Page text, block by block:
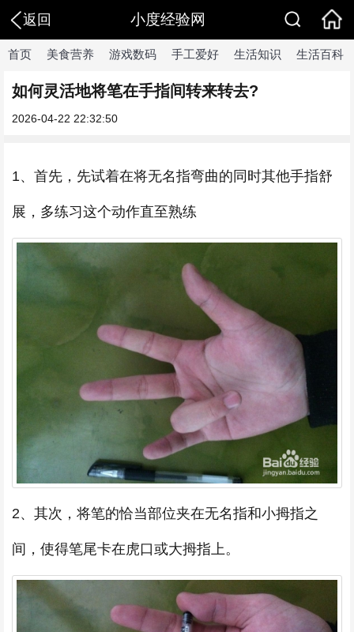
返回 小度经验网
首页 美食营养 游戏数码 手工爱好 生活知识 生活百科
如何灵活地将笔在手指间转来转去?
2026-04-22 22:32:50
1、首先，先试着在将无名指弯曲的同时其他手指舒
展，多练习这个动作直至熟练
2、其次，将笔的恰当部位夹在无名指和小拇指之
间，使得笔尾卡在虎口或大拇指上。